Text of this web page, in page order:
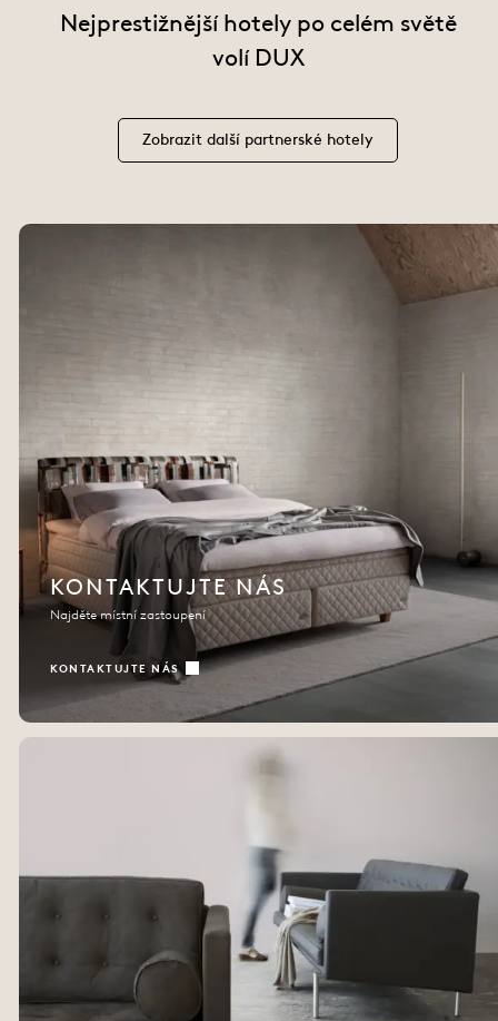
Nejprestižnější hotely po celém světě
volí DUX
Zobrazit další partnerské hotely
KONTAKTUJTE NÁS
Najděte místní zastoupení
KONTAKTUJTE NÁS